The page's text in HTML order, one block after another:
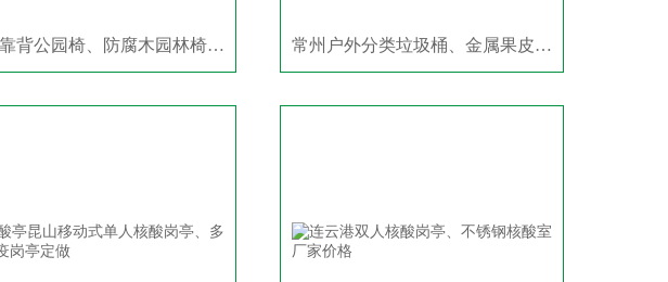
常州靠背公园椅、防腐木园林椅设计厂家 常州户外分类垃圾桶、金属果皮箱批发厂家